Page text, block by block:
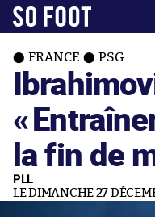
FRANCE PSG
«
la fin de
PLL
LE DIMANCHE 27